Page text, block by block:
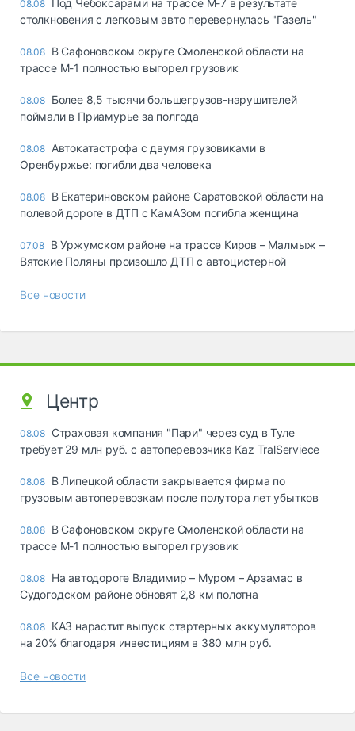
08.08 Под Чебоксарами на трассе М-7 в результате
столкновения с легковым авто перевернулась "Газель"
08.08 В Сафоновском округе Смоленской области на
трассе М-1 полностью выгорел грузовик
08.08 Более 8,5 тысячи большегрузов-нарушителей
поймали в Приамурье за полгода
08.08 Автокатастрофа с двумя грузовиками в
Оренбуржье: погибли два человека
08.08 В Екатериновском районе Саратовской области на
полевой дороге в ДТП с КамАЗом погибла женщина
07.08 В Уржумском районе на трассе Киров – Малмыж –
Вятские Поляны произошло ДТП с автоцистерной
Все новости
Центр
08.08 Страховая компания "Пари" через суд в Туле
требует 29 млн руб. с автоперевозчика Kaz TralServiece
08.08 В Липецкой области закрывается фирма по
грузовым автоперевозкам после полутора лет убытков
08.08 В Сафоновском округе Смоленской области на
трассе М-1 полностью выгорел грузовик
08.08 На автодороге Владимир – Муром – Арзамас в
Судогодском районе обновят 2,8 км полотна
08.08 КАЗ нарастит выпуск стартерных аккумуляторов
на 20% благодаря инвестициям в 380 млн руб.
Все новости